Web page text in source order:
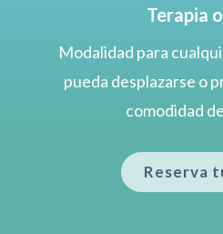
Terapia
Modalidad para
pueda desplazarse o
comodidad
Reserva